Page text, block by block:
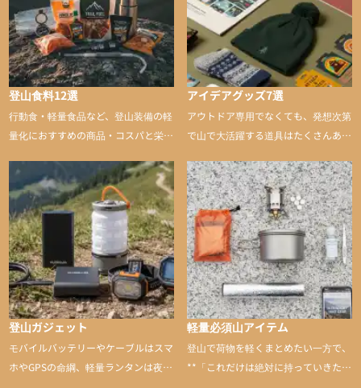
登山食料12選
行動食・軽量食品など、登山装備の軽
量化におすすめの商品・コスパと栄養
アイデアグッズ7選
アウトドア専用でなくても、発想次第
で山で大活躍する道具はたくさんあり
山に持ち込むと快適性や安心感をグッ
と引き上げてくれる――そんな意外性
のあるアイテムを紹介
登山ガジェット
モバイルバッテリーやケーブルはスマ
ホやGPSの命綱、軽量ランタンは夜間
軽量必須山アイテム
登山で荷物を軽くまとめたい一方で、
**「これだけは絶対に持っていきた